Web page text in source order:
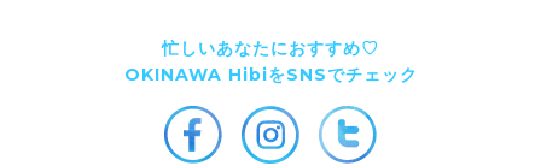
忙しいあなたにおすすめ♡
OKINAWA HibiをSNSでチェック